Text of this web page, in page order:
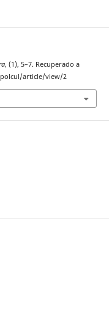
, (1), 5–7. Recuperado a
article/view/2